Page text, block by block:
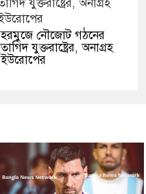
হরমুজে নৌজোট গঠনের
তাগিদ যুক্তরাষ্ট্রের, অনাগ্রহ
ইউরোপের